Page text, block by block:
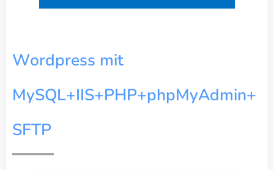
Wordpress mit
MySQL+IIS+PHP+phpMyAdmin+
SFTP